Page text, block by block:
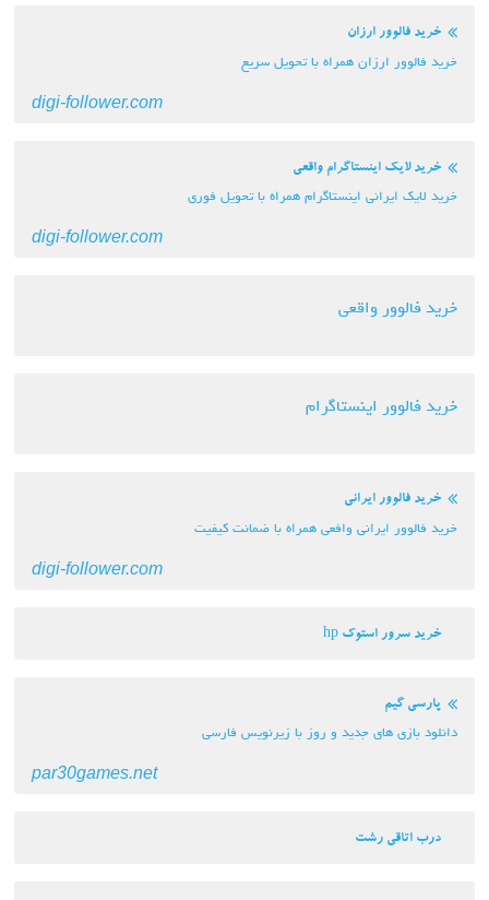
خرید فالوور ارزان
خرید فالوور ارزان همراه با تحویل سریع
digi-follower.com
خرید لایک اینستاگرام واقعی
خرید لایک ایرانی اینستاگرام همراه با تحویل فوری
digi-follower.com
خرید فالوور واقعی
خرید فالوور اینستاگرام
خرید فالوور ایرانی
خرید فالوور ایرانی وافعی همراه با ضمانت کیفیت
digi-follower.com
خرید سرور استوک hp
پارسی گیم
دانلود بازی های جدید و روز با زیرنویس فارسی
par30games.net
درب اتاقی رشت